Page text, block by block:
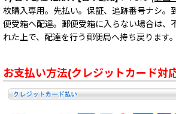
枚購入専用。先払い。保証、追跡番号ナシ。
便受箱へ配達。郵便受箱に入らない場合は、
れた上で、配達を行う郵便局へ持ち戻ります
お支払い方法(クレジットカード対